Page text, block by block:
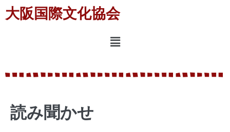
大阪国際文化協会
読み聞かせ